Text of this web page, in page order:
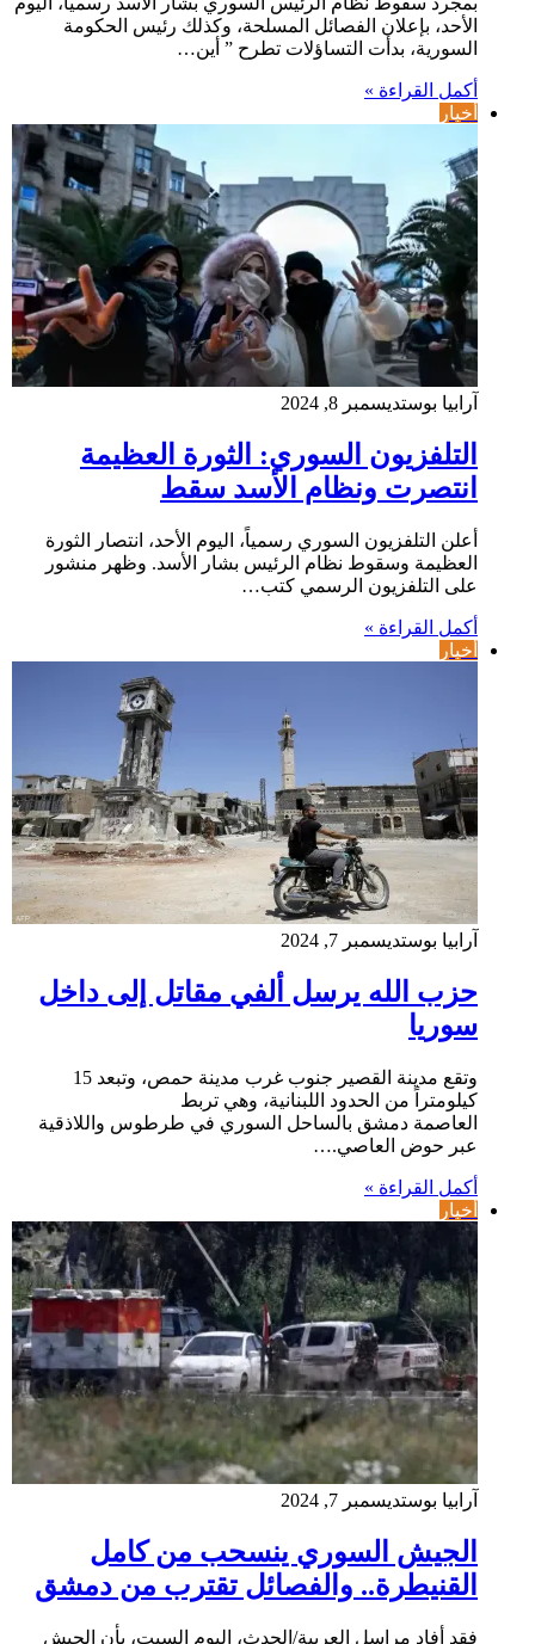
الأحد، بإعلان الفصائل المسلحة، وكذلك رئيس الحكومة
السورية، بدأت التساؤلات تطرح ” أين…
أكمل القراءة »
أخبار
آرابيا بوستديسمبر 8, 2024
التلفزيون السوري: الثورة العظيمة
انتصرت ونظام الأسد سقط
أعلن التلفزيون السوري رسمياً، اليوم الأحد، انتصار الثورة
العظيمة وسقوط نظام الرئيس بشار الأسد. وظهر منشور
على التلفزيون الرسمي كتب…
أكمل القراءة »
أخبار
آرابيا بوستديسمبر 7, 2024
حزب الله يرسل ألفي مقاتل إلى داخل
سوريا
وتقع مدينة القصير جنوب غرب مدينة حمص، وتبعد 15
كيلومتراً من الحدود اللبنانية، وهي تربط
العاصمة دمشق بالساحل السوري في طرطوس واللاذقية
عبر حوض العاصي.…
أكمل القراءة »
أخبار
آرابيا بوستديسمبر 7, 2024
الجيش السوري ينسحب من كامل
القنيطرة.. والفصائل تقترب من دمشق
فقد أفاد مراسل العربية/الحدث، اليوم السبت، بأن الجيش